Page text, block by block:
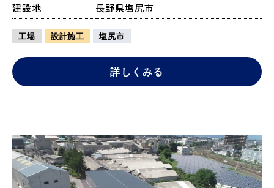
建設地
長野県塩尻市
工場 設計施工 塩尻市
詳しくみる